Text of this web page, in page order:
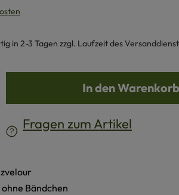
in 2-3 Tagen zzgl. Laufzeit des
den gewünschten Wert
In den Warenkorb
Fragen zum Artikel
Bändchen